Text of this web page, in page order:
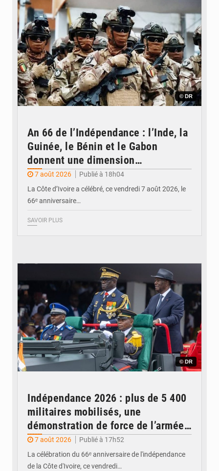
© DR
An 66 de l’Indépendance : l’Inde, la
Guinée, le Bénin et le Gabon
donnent une dimension
internationale au défilé de
Yopougon
7 août 2026
Publié à 18h04
La Côte d’Ivoire a célébré, ce vendredi 7 août 2026, le
66ᵉ anniversaire…
SAVOIR PLUS
© DR
Indépendance 2026 : plus de 5 400
militaires mobilisés, une
démonstration de force de l’armée
ivoirienne à Yopougon
7 août 2026
Publié à 17h52
La célébration du 66ᵉ anniversaire de l'indépendance
de la Côte d'Ivoire, ce vendredi…